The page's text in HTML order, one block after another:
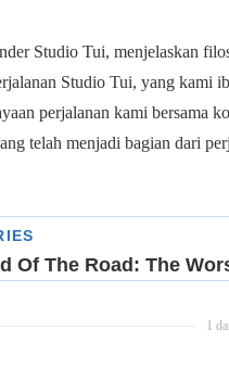
Studio Tui, menjelaskan
Studio Tui, yang kami
perjalanan kami bersama
telah menjadi bagian dari
1